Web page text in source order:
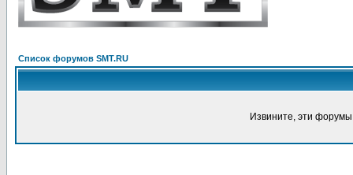
Список форумов SMT.RU
Извините, эти